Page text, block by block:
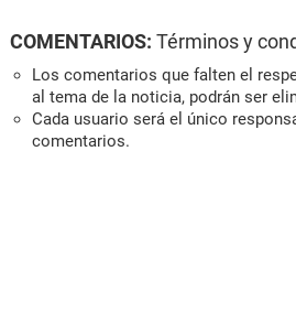
COMENTARIOS: Términos y
Los comentarios que falten el
al tema de la noticia, podrán ser
Cada usuario será el único
comentarios.